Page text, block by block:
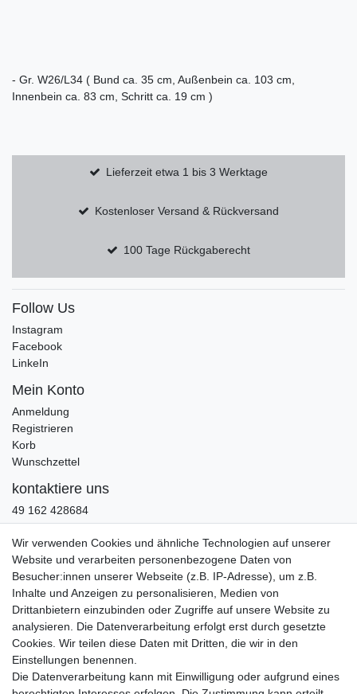
- Gr. W26/L34 ( Bund ca. 35 cm, Außenbein ca. 103 cm,
Innenbein ca. 83 cm, Schritt ca. 19 cm )
Lieferzeit etwa 1 bis 3 Werktage
Kostenloser Versand & Rückversand
100 Tage Rückgaberecht
Follow Us
Instagram
Facebook
LinkeIn
Mein Konto
Anmeldung
Registrieren
Korb
Wunschzettel
kontaktiere uns
49 162 428684
info@marken-martin.de
VORNAME
E-MAIL **
Hiermit bestätige ich, dass ich dieDaten­schutz­erklärunggelesen habe. Meine
Einwilligung kann ich jederzeit widerrufen.**
Wir verwenden Cookies und ähnliche Technologien auf unserer
Website und verarbeiten personenbezogene Daten von
Besucher:innen unserer Webseite (z.B. IP-Adresse), um z.B.
Inhalte und Anzeigen zu personalisieren, Medien von
Drittanbietern einzubinden oder Zugriffe auf unsere Website zu
analysieren. Die Datenverarbeitung erfolgt erst durch gesetzte
Cookies. Wir teilen diese Daten mit Dritten, die wir in den
Einstellungen benennen.
Die Datenverarbeitung kann mit Einwilligung oder aufgrund eines